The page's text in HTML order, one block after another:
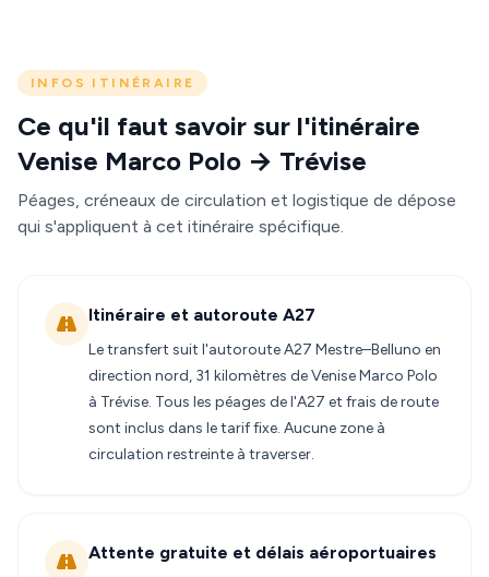
INFOS ITINÉRAIRE
Ce qu'il faut savoir sur l'itinéraire
Venise Marco Polo → Trévise
Péages, créneaux de circulation et logistique de dépose
qui s'appliquent à cet itinéraire spécifique.
Itinéraire et autoroute A27
Le transfert suit l'autoroute A27 Mestre–Belluno en
direction nord, 31 kilomètres de Venise Marco Polo
à Trévise. Tous les péages de l'A27 et frais de route
sont inclus dans le tarif fixe. Aucune zone à
circulation restreinte à traverser.
Attente gratuite et délais aéroportuaires